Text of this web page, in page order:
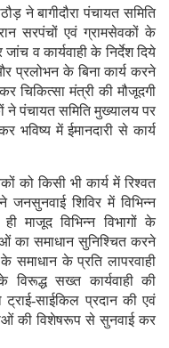
ने बागीदौरा पंचायत समिति
सरपंचों एवं ग्रामसेवकों के
व कार्यवाही के निर्देश दिये
प्रलोभन के बिना कार्य करने
चिकित्सा मंत्री की मौजूदगी
ने पंचायत समिति मुख्यालय पर
भविष्य में ईमानदारी से कार्य
को किसी भी कार्य में रिश्वत
शिविर में विभिन्न
माजूद विभिन्न विभागों के
का समाधान सुनिश्चित करने
समाधान के प्रति लापरवाही
विरूद्ध सख्त कार्यवाही की
ट्राई-साईकिल प्रदान की एवं
की विशेषरूप से सुनवाई कर